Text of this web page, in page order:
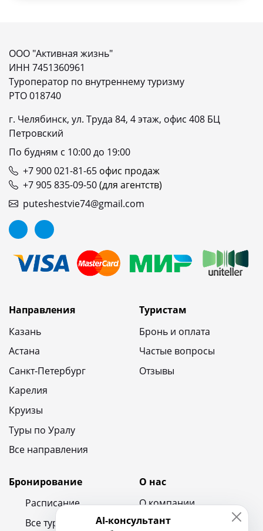
ООО "Активная жизнь"
ИНН 7451360961
Туроператор по внутреннему туризму
РТО 018740
г. Челябинск, ул. Труда 84, 4 этаж, офис 408 БЦ
Петровский
По будням с 10:00 до 19:00
+7 900 021-81-65 офис продаж
+7 905 835-09-50(для агентств)
puteshestvie74@gmail.com
Направления
Казань
Астана
Санкт-Петербург
Карелия
Круизы
Туры по Уралу
Все направления
Туристам
Бронь и оплата
Частые вопросы
Отзывы
Бронирование
Расписание
Все туры
О нас
О компании
Контакты
AI-консультант